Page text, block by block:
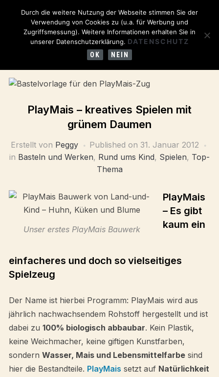
PlayMais – kreatives Spielen mit
grünem Daumen
Erstellt von Peggy Published on 31. Januar 2012
in Basteln und Werken, Rund ums Kind, Spielen, Top-
Thema
Unser erstes PlayMais Bauwerk
PlayMais
– Es gibt
kaum ein
einfacheres und doch so vielseitiges
Spielzeug
Der Name ist hierbei Programm: PlayMais wird aus
jährlich nachwachsendem Rohstoff hergestellt und ist
dabei zu 100% biologisch abbaubar. Kein Plastik,
keine Weichmacher, keine giftigen Kunstfarben,
sondern Wasser, Mais und Lebensmittelfarbesind
hier die Bestandteile. PlayMais setzt auf Natürlichkeit
Durch die weitere Nutzung der Webseite stimmen Sie der
Verwendung von Cookies zu (u.a. für Werbung und
Zugriffsmessung). Weitere Informationen erhalten Sie in
unserer Datenschutzerklärung. DATENSCHUTZ
OK NEIN